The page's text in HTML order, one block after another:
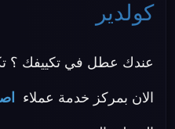
كولدير
عندك عطل في تكييفك ؟
الان بمركز خدمة عملاء